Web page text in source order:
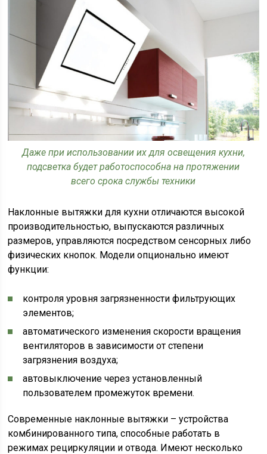
Даже при использовании их для освещения кухни,
подсветка будет работоспособна на протяжении
всего срока службы техники
Наклонные вытяжки для кухни отличаются высокой
производительностью, выпускаются различных
размеров, управляются посредством сенсорных либо
физических кнопок. Модели опционально имеют
функции:
контроля уровня загрязненности фильтрующих
элементов;
автоматического изменения скорости вращения
вентиляторов в зависимости от степени
загрязнения воздуха;
автовыключение через установленный
пользователем промежуток времени.
Современные наклонные вытяжки – устройства
комбинированного типа, способные работать в
режимах рециркуляции и отвода. Имеют несколько